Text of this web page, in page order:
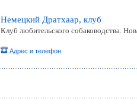
Немецкий Дратхаар, клуб
Клуб любительского собаководства.
Адрес и телефон